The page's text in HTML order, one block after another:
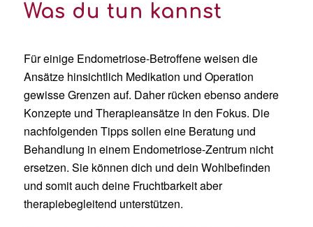
Was du tun kannst
Für einige Endometriose-Betroffene weisen die
Ansätze hinsichtlich Medikation und Operation
gewisse Grenzen auf. Daher rücken ebenso andere
Konzepte und Therapieansätze in den Fokus. Die
nachfolgenden Tipps sollen eine Beratung und
Behandlung in einem Endometriose-Zentrum nicht
ersetzen. Sie können dich und dein Wohlbefinden
und somit auch deine Fruchtbarkeit aber
therapiebegleitend unterstützen.